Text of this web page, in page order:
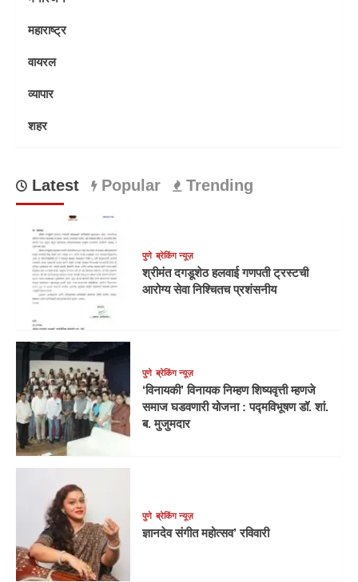
महाराष्ट्र
वायरल
व्यापार
शहर
Latest Popular Trending
पुणे ब्रेकिंग न्यूज़
श्रीमंत दगडूशेठ हलवाई गणपती ट्रस्टची
आरोग्य सेवा निश्चितच प्रशंसनीय
पुणे ब्रेकिंग न्यूज़
‘विनायकी’ विनायक निम्हण शिष्यवृत्ती म्हणजे
समाज घडवणारी योजना : पद्मविभूषण डॉ. शां.
ब. मुजुमदार
पुणे ब्रेकिंग न्यूज़
ज्ञानदेव संगीत महोत्सव’ रविवारी